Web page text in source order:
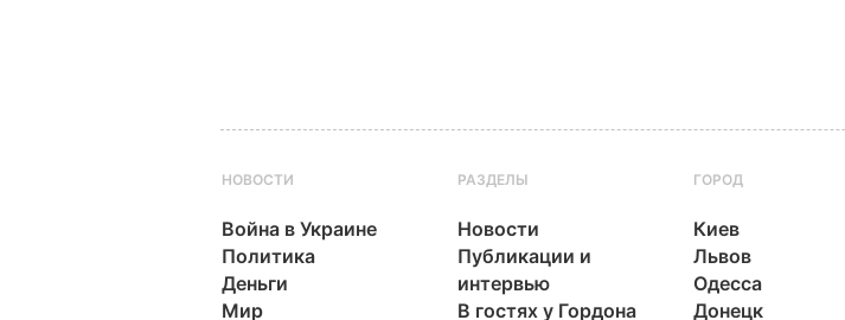
НОВОСТИ
Война в Украине
Политика
Деньги
Мир
РАЗДЕЛЫ
Новости
Публикации и
интервью
В гостях у Гордона
ГОРОД
Киев
Львов
Одесса
Донецк